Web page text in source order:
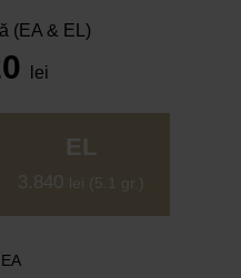
EL
3.840 lei (5.1 gr.)
(EA & EL)
lei
EA